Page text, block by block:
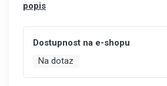
popis
Dostupnost na e-shopu
Na dotaz